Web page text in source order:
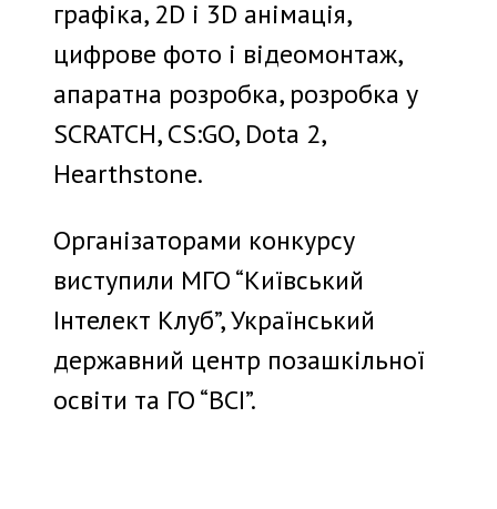
графіка, 2D і 3D анімація,
цифрове фото і відеомонтаж,
апаратна розробка, розробка у
SCRATCH, CS:GO, Dota 2,
Hearthstone.
Організаторами конкурсу
виступили МГО “Київський
Інтелект Клуб”, Український
державний центр позашкільної
освіти та ГО “ВСІ”.